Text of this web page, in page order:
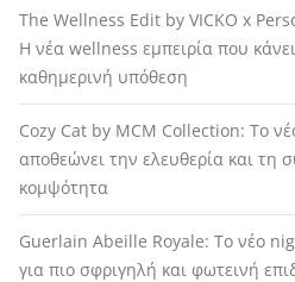
The Wellness Edit by VICKO x
Η νέα wellness εμπειρία που
καθημερινή υπόθεση
Cozy Cat by MCM Collection: Το
αποθεώνει την ελευθερία και τη
κομψότητα
Guerlain Abeille Royale: Το νέο
για πιο σφριγηλή και φωτεινή